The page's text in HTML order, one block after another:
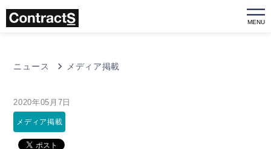
MENU
ニュース メディア掲載
2020年05月7日
メディア掲載